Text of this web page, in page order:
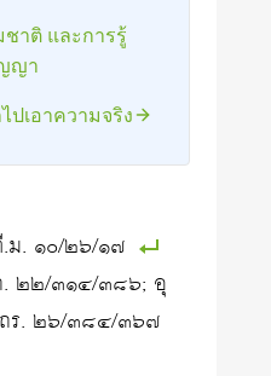
าติ และการรู้
ญา
ปเอาความจริง
ม. ๑๐/๒๖/๑๗
. ๒๒/๓๑๔/๓๘๖; อุ
ถร. ๒๖/๓๘๔/๓๖๗